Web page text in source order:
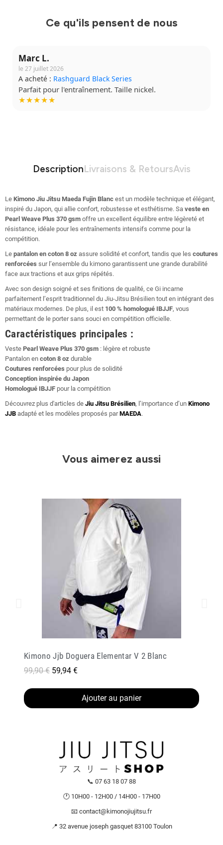
Ce qu'ils pensent de nous
Claire M.
le 4 août 2026
A acheté :Short Grappling V2
Tissu confortable, je le mets à chaque séance.
★★★★☆
DescriptionLivraisons & RetoursAvis
Le Kimono Jiu Jitsu Maeda Fujin Blanc est un modèle technique et élégant,
inspiré du Japon, qui allie confort, robustesse et esthétisme. Sa veste en
Pearl Weave Plus 370 gsm offre un excellent équilibre entre légèreté et
résistance, idéale pour les entraînements intensifs comme pour la
compétition.
Le pantalon en coton 8 oz assure solidité et confort, tandis que les coutures
renforcées sur l’ensemble du kimono garantissent une grande durabilité
face aux tractions et aux grips répétés.
Avec son design soigné et ses finitions de qualité, ce Gi incarne
parfaitement l’esprit traditionnel du Jiu-Jitsu Brésilien tout en intégrant des
matériaux modernes. De plus, il est 100 % homologué IBJJF, vous
permettant de le porter sans souci en compétition officielle.
Caractéristiques principales :
Veste Pearl Weave Plus 370 gsm : légère et robuste
Pantalon en coton 8 oz durable
Coutures renforcées pour plus de solidité
Conception inspirée du Japon
Homologué IBJJF pour la compétition
Découvrez plus d'articles de Jiu Jitsu Brésilien, l’importance d’un Kimono
JJB adapté et les modèles proposés parMAEDA.
Vous aimerez aussi
Kimono Jjb Doguera Elementar V 2 Blanc
99,90 € 59,94 €
Ajouter au panier
📞 07 63 18 07 88
🕐 10H00 - 12H00 / 14H00 - 17H00
📧 contact@kimonojiujitsu.fr
📍 32 avenue joseph gasquet 83100 Toulon